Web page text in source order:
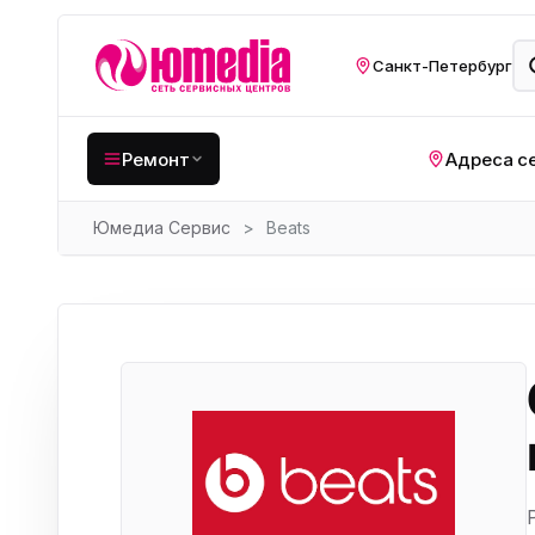
Санкт-Петербург
Ремонт
Крупная бытовая
Компьютерная техника
Адреса
Юмедиа Сервис > Beats